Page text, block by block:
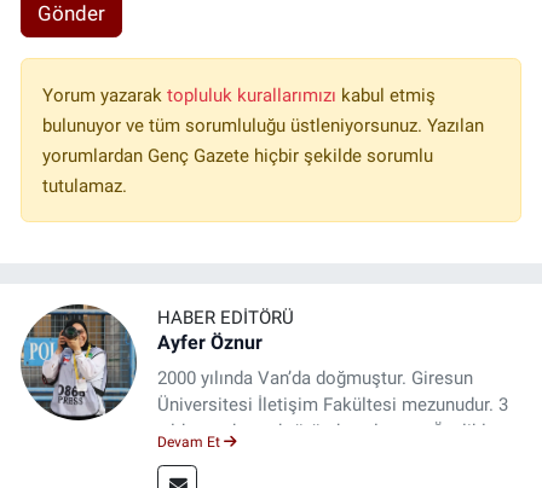
Gönder
Yorum yazarak topluluk kurallarımızı kabul etmiş
bulunuyor ve tüm sorumluluğu üstleniyorsunuz. Yazılan
yorumlardan Genç Gazete hiçbir şekilde sorumlu
tutulamaz.
HABER EDITÖRÜ
Ayfer Öznur
2000 yılında Van’da doğmuştur. Giresun
Üniversitesi İletişim Fakültesi mezunudur. 3
yıldır medya sektöründe çalışıyor. Özelikle
Devam Et